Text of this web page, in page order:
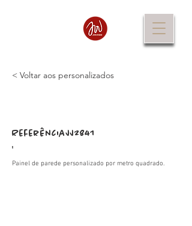
< Voltar aos personalizados
Referência
:
JJ2841
Painel de parede personalizado por metro quadrado.